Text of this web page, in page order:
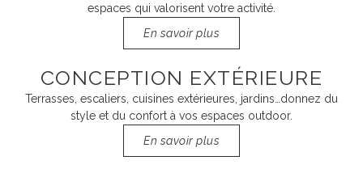
espaces qui valorisent votre activité.
En savoir plus
CONCEPTION EXTÉRIEURE
Terrasses, escaliers, cuisines extérieures, jardins…donnez du
style et du confort à vos espaces outdoor.
En savoir plus